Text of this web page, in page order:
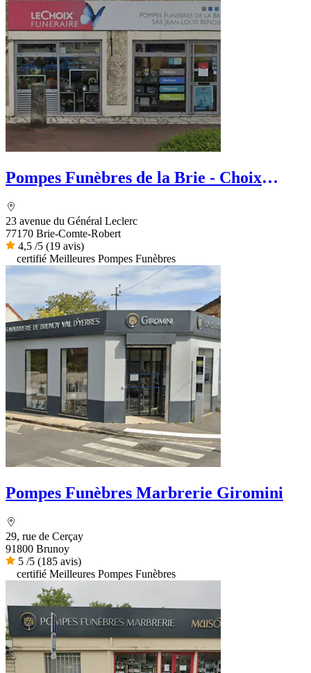
Pompes Funèbres de la Brie - Choix
23 avenue du Général Leclerc
77170 Brie-Comte-Robert
4,5 /5 (19 avis)
certifié Meilleures Pompes Funèbres
Pompes Funèbres Marbrerie Giromini
29, rue de Cerçay
91800 Brunoy
5 /5 (185 avis)
certifié Meilleures Pompes Funèbres